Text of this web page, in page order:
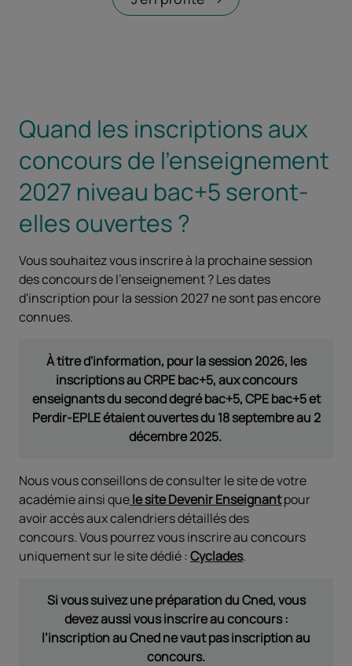
Quand les inscriptions aux
concours de l'enseignement
2027 niveau bac+5 seront-
elles ouvertes ?
Vous souhaitez vous inscrire à la prochaine session
des concours de l'enseignement ? Les dates
d'inscription pour la session 2027 ne sont pas encore
connues.
À titre d'information, pour la session 2026, les
inscriptions au CRPE bac+5, aux concours
enseignants du second degré bac+5, CPE bac+5 et
Perdir-EPLE étaient ouvertes du 18 septembre au 2
décembre 2025.
Nous vous conseillons de consulter le site de votre
académie ainsi quele site Devenir Enseignantpour
avoir accès aux calendriers détaillés des
concours. Vous pourrez vous inscrire au concours
uniquement sur le site dédié : Cyclades.
Si vous suivez une préparation du Cned, vous
devez aussi vous inscrire au concours :
l’inscription au Cned ne vaut pas inscription au
concours.